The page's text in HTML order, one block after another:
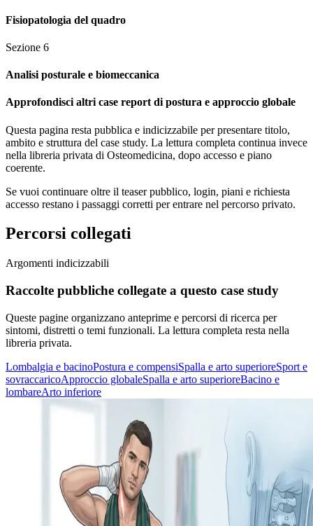
Fisiopatologia del quadro
Sezione 6
Analisi posturale e biomeccanica
Approfondisci altri case report di postura e approccio globale
Questa pagina resta pubblica e indicizzabile per presentare titolo,
ambito e struttura del case study. La lettura completa continua invece
nella libreria privata di Osteomedicina, dopo accesso e piano
coerente.
Se vuoi continuare oltre il teaser pubblico, login, piani e richiesta
accesso restano i passaggi corretti per entrare nel percorso privato.
Percorsi collegati
Argomenti indicizzabili
Raccolte pubbliche collegate a questo case study
Queste pagine organizzano anteprime e percorsi di ricerca per
sintomi, distretti o temi funzionali. La lettura completa resta nella
libreria privata.
Lombalgia e bacinoPostura e compensiSpalla e arto superioreSport e
sovraccaricoApproccio globaleSpalla e arto superioreBacino e
lombareArto inferiore